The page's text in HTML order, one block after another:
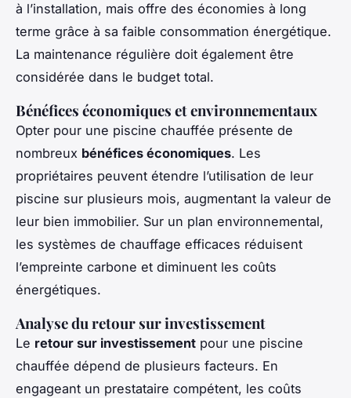
à l’installation, mais offre des économies à long
terme grâce à sa faible consommation énergétique.
La maintenance régulière doit également être
considérée dans le budget total.
Bénéfices économiques et environnementaux
Opter pour une piscine chauffée présente de
nombreux bénéfices économiques. Les
propriétaires peuvent étendre l’utilisation de leur
piscine sur plusieurs mois, augmentant la valeur de
leur bien immobilier. Sur un plan environnemental,
les systèmes de chauffage efficaces réduisent
l’empreinte carbone et diminuent les coûts
énergétiques.
Analyse du retour sur investissement
Le retour sur investissement pour une piscine
chauffée dépend de plusieurs facteurs. En
engageant un prestataire compétent, les coûts